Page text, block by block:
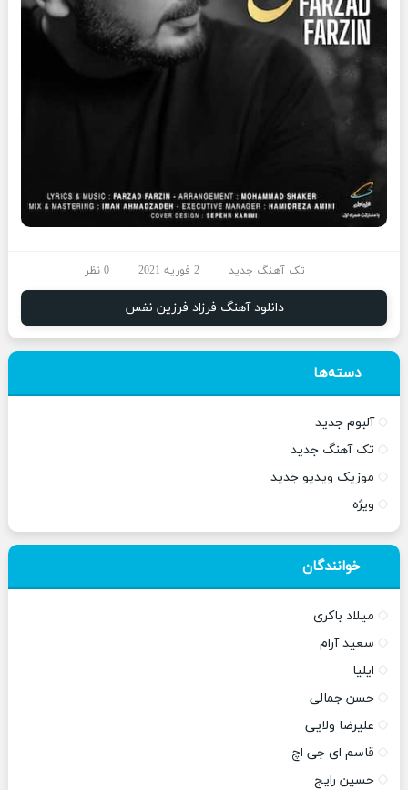
تک آهنگ جدید 2 فوریه 2021 0 نظر
دانلود آهنگ فرزاد فرزین نفس
دسته‌ها
آلبوم جدید
تک آهنگ جدید
موزیک ویدیو جدید
ویژه
خوانندگان
میلاد باکری
سعید آرام
ایلیا
حسن جمالی
علیرضا ولایی
قاسم ای جی اچ
حسین رایج